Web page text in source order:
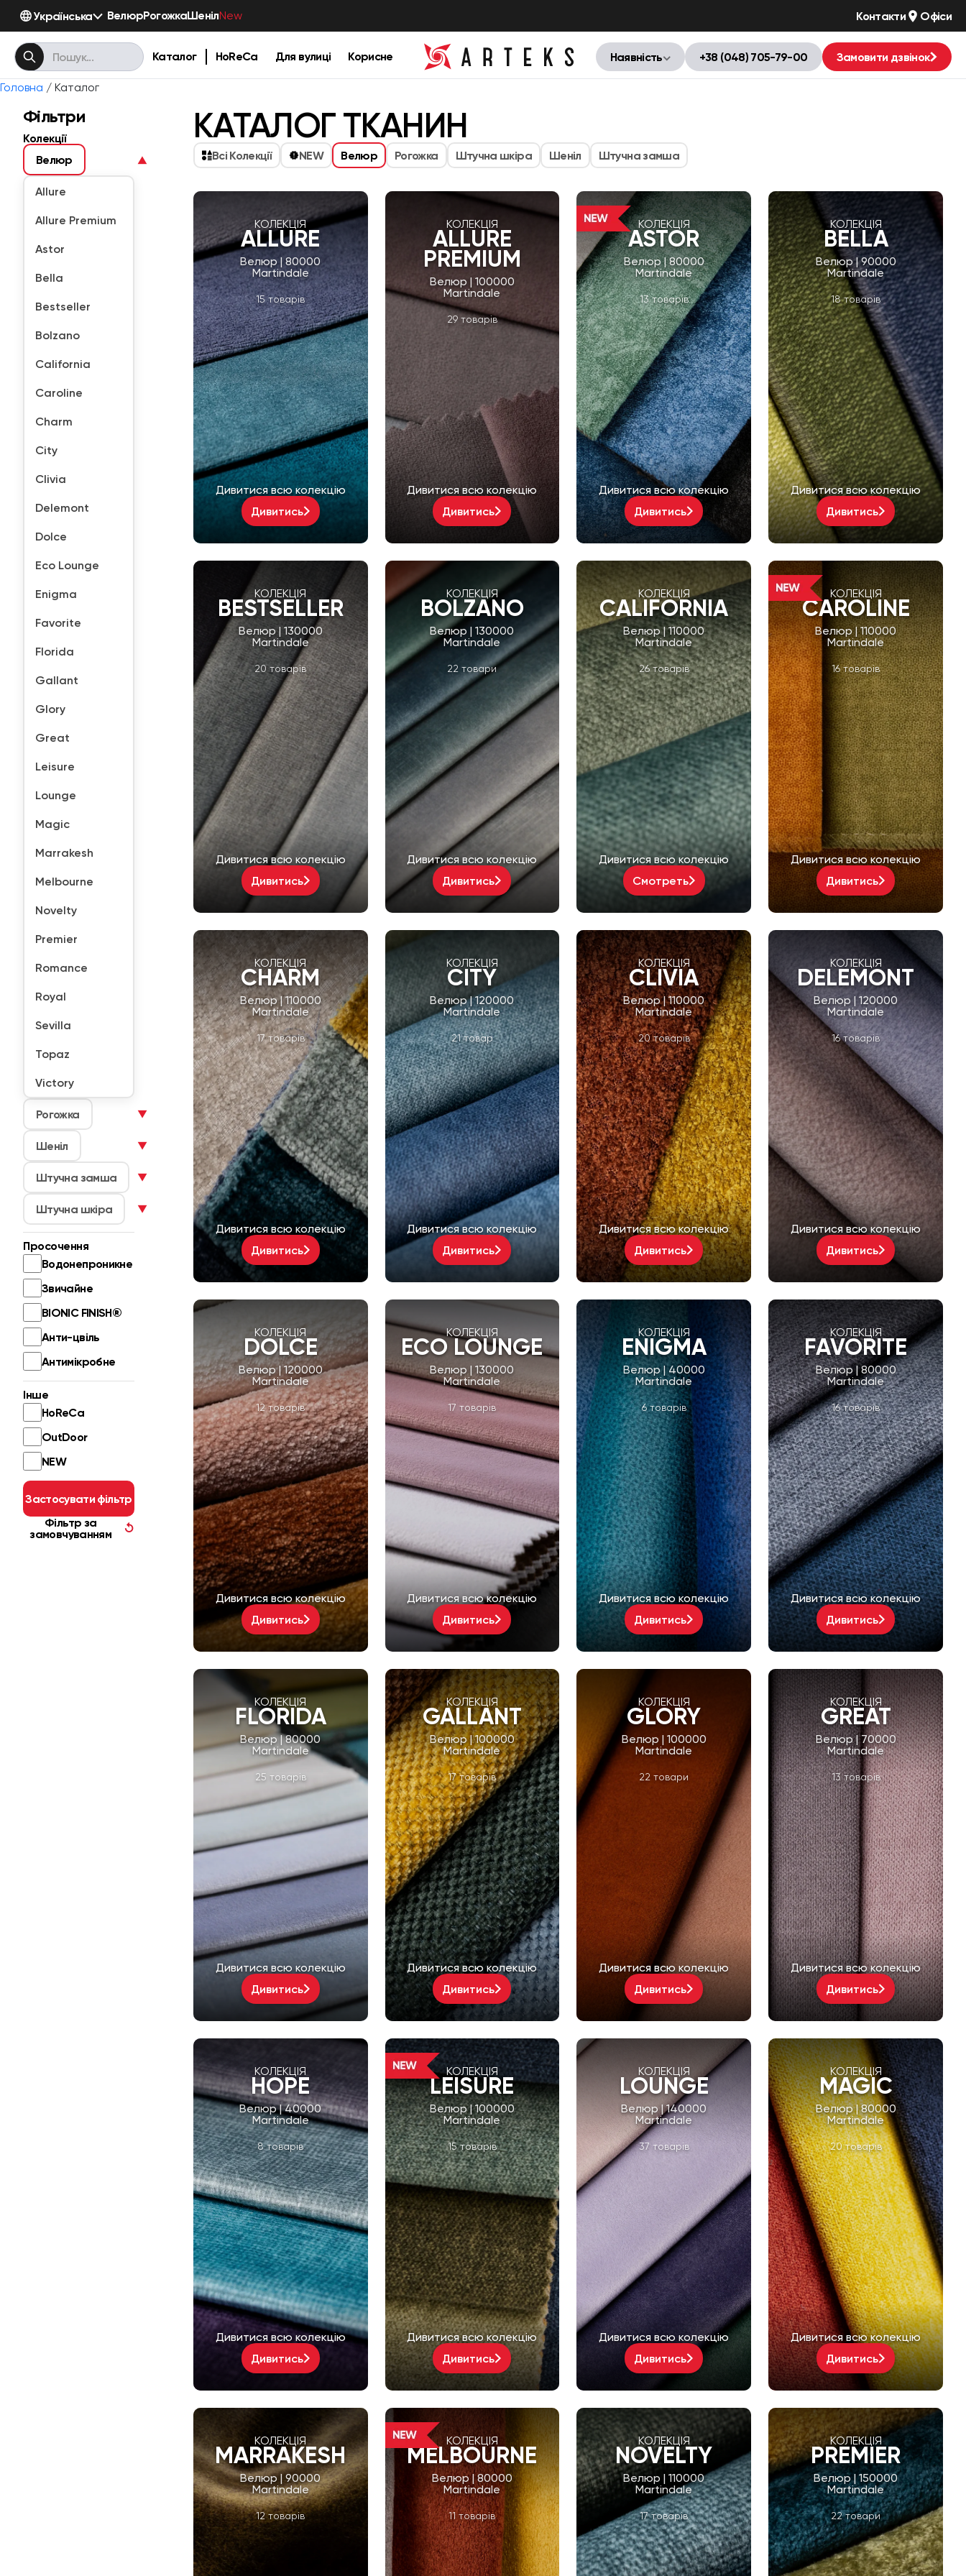
Українська ВелюрРогожкаШенілNew Контакти Офіси
Каталог HoReCa Для вулиці Корисне Наявність +38 (048) 705-79-00 Замовити дзвінок
Головна / Каталог
Фільтри
Колекції
Велюр
▼
Allure
Allure Premium
Astor
Bella
Bestseller
Bolzano
California
Caroline
Charm
City
Clivia
Delemont
Dolce
Eco Lounge
Enigma
Favorite
Florida
Gallant
Glory
Great
Leisure
Lounge
Magic
Marrakesh
Melbourne
Novelty
Premier
Romance
Royal
Sevilla
Topaz
Victory
Рогожка ▼
Шеніл ▼
Штучна замша ▼
Штучна шкіра ▼
Просочення
Водонепроникне
Звичайне
BIONIC FINISH®
Анти-цвіль
Антимікробне
Інше
HoReCa
OutDoor
NEW
Застосувати фільтр
Фільтр за
замовчуванням
↺
КАТАЛОГ ТКАНИН
Всі Колекції NEW Велюр Рогожка Штучна шкіра Шеніл Штучна замша
КОЛЕКЦІЯ
ALLURE
Велюр | 80000
Martindale
15 товарів
Дивитися всю колекцію
Дивитись
КОЛЕКЦІЯ
ALLURE
PREMIUM
Велюр | 100000
Martindale
29 товарів
Дивитися всю колекцію
Дивитись
КОЛЕКЦІЯ
ASTOR
Велюр | 80000
Martindale
13 товарів
Дивитися всю колекцію
Дивитись
КОЛЕКЦІЯ
BELLA
Велюр | 90000
Martindale
18 товарів
Дивитися всю колекцію
Дивитись
КОЛЕКЦІЯ
BESTSELLER
Велюр | 130000
Martindale
20 товарів
Дивитися всю колекцію
Дивитись
КОЛЕКЦІЯ
BOLZANO
Велюр | 130000
Martindale
22 товари
Дивитися всю колекцію
Дивитись
КОЛЕКЦІЯ
CALIFORNIA
Велюр | 110000
Martindale
26 товарів
Дивитися всю колекцію
Смотреть
КОЛЕКЦІЯ
CAROLINE
Велюр | 110000
Martindale
16 товарів
Дивитися всю колекцію
Дивитись
КОЛЕКЦІЯ
CHARM
Велюр | 110000
Martindale
17 товарів
Дивитися всю колекцію
Дивитись
КОЛЕКЦІЯ
CITY
Велюр | 120000
Martindale
21 товар
Дивитися всю колекцію
Дивитись
КОЛЕКЦІЯ
CLIVIA
Велюр | 110000
Martindale
20 товарів
Дивитися всю колекцію
Дивитись
КОЛЕКЦІЯ
DELEMONT
Велюр | 120000
Martindale
16 товарів
Дивитися всю колекцію
Дивитись
КОЛЕКЦІЯ
DOLCE
Велюр | 120000
Martindale
12 товарів
Дивитися всю колекцію
Дивитись
КОЛЕКЦІЯ
ECO LOUNGE
Велюр | 130000
Martindale
17 товарів
Дивитися всю колекцію
Дивитись
КОЛЕКЦІЯ
ENIGMA
Велюр | 40000
Martindale
6 товарів
Дивитися всю колекцію
Дивитись
КОЛЕКЦІЯ
FAVORITE
Велюр | 80000
Martindale
16 товарів
Дивитися всю колекцію
Дивитись
КОЛЕКЦІЯ
FLORIDA
Велюр | 80000
Martindale
25 товарів
Дивитися всю колекцію
Дивитись
КОЛЕКЦІЯ
GALLANT
Велюр | 100000
Martindale
17 товарів
Дивитися всю колекцію
Дивитись
КОЛЕКЦІЯ
GLORY
Велюр | 100000
Martindale
22 товари
Дивитися всю колекцію
Дивитись
КОЛЕКЦІЯ
GREAT
Велюр | 70000
Martindale
13 товарів
Дивитися всю колекцію
Дивитись
КОЛЕКЦІЯ
HOPE
Велюр | 40000
Martindale
8 товарів
Дивитися всю колекцію
Дивитись
КОЛЕКЦІЯ
LEISURE
Велюр | 100000
Martindale
15 товарів
Дивитися всю колекцію
Дивитись
КОЛЕКЦІЯ
LOUNGE
Велюр | 140000
Martindale
37 товарів
Дивитися всю колекцію
Дивитись
КОЛЕКЦІЯ
MAGIC
Велюр | 80000
Martindale
20 товарів
Дивитися всю колекцію
Дивитись
КОЛЕКЦІЯ
MARRAKESH
Велюр | 90000
Martindale
12 товарів
КОЛЕКЦІЯ
MELBOURNE
Велюр | 80000
Martindale
11 товарів
КОЛЕКЦІЯ
NOVELTY
Велюр | 110000
Martindale
17 товарів
КОЛЕКЦІЯ
PREMIER
Велюр | 150000
Martindale
22 товари